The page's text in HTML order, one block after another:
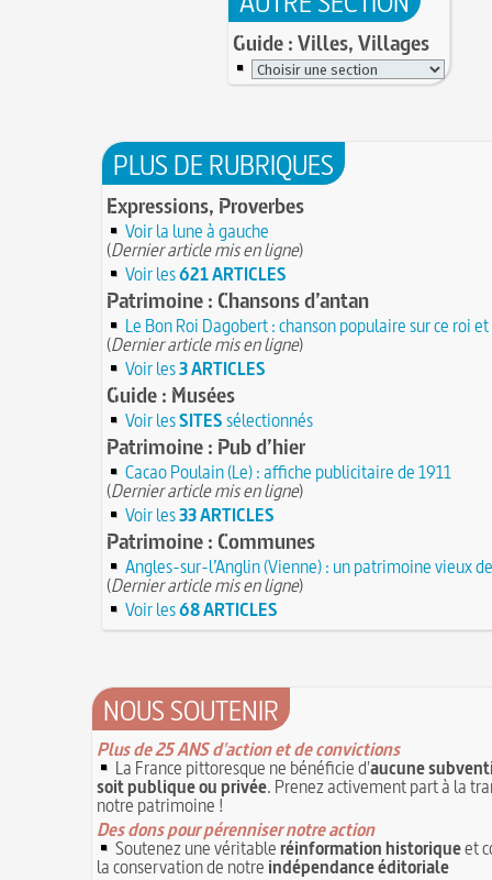
Guide : Villes, Villages
PLUS DE RUBRIQUES
Expressions, Proverbes
Voir la lune à gauche
(Dernier article mis en ligne)
Voir les621 ARTICLES
Patrimoine : Chansons d’antan
Le Bon Roi Dagobert : chanson populaire sur ce roi
(Dernier article mis en ligne)
Voir les3 ARTICLES
Guide : Musées
Voir lesSITESsélectionnés
Patrimoine : Pub d’hier
Cacao Poulain (Le) : affiche publicitaire de 1911
(Dernier article mis en ligne)
Voir les33 ARTICLES
Patrimoine : Communes
Angles-sur-l’Anglin (Vienne) : un patrimoine vieux
(Dernier article mis en ligne)
Voir les68 ARTICLES
NOUS SOUTENIR
Plus de 25 ANS d'action et de convictions
La France pittoresque ne bénéficie d'aucune
soit publique ou privée. Prenez activement part à la
notre patrimoine !
Des dons pour pérenniser notre action
Soutenez une véritableréinformation historiqueet
la conservation de notre indépendance éditoriale